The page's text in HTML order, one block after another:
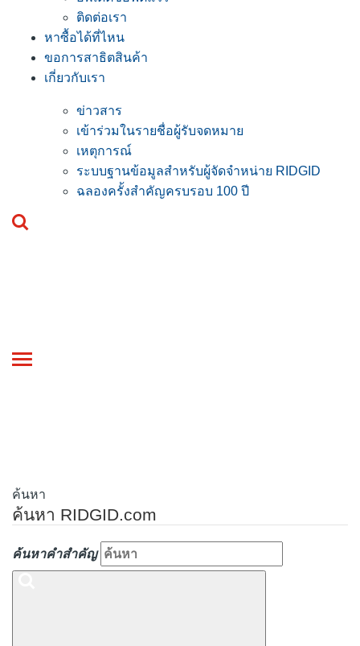
ติดต่อเรา
หาซื้อได้ที่ไหน
ขอการสาธิตสินค้า
เกี่ยวกับเรา
ข่าวสาร
เข้าร่วมในรายชื่อผู้รับจดหมาย
เหตุการณ์
ระบบฐานข้อมูลสำหรับผู้จัดจำหน่าย RIDGID
ฉลองครั้งสำคัญครบรอบ 100 ปี
Toggle
ค้นหา
ค้นหา RIDGID.com
ค้นหาคำสำคัญ